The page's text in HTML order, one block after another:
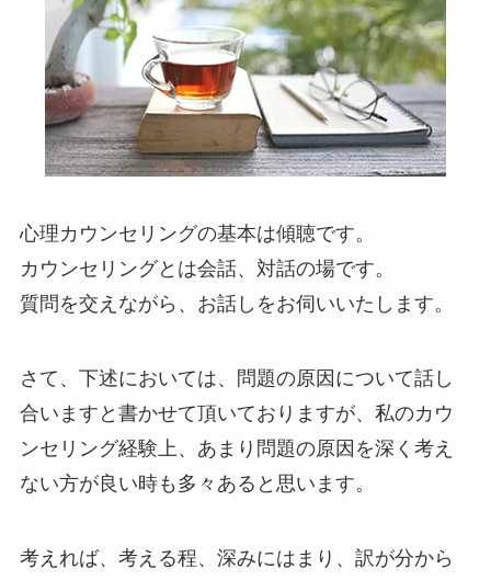
心理カウンセリングの基本は傾聴です。
カウンセリングとは会話、対話の場です。
質問を交えながら、お話しをお伺いいたします。
さて、下述においては、問題の原因について話し
合いますと書かせて頂いておりますが、私のカウ
ンセリング経験上、あまり問題の原因を深く考え
ない方が良い時も多々あると思います。
考えれば、考える程、深みにはまり、訳が分から